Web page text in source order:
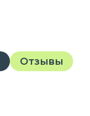
Отзывы